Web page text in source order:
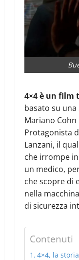
4×4 è un film
basato su
Mariano
Protagonista
Lanzani, il
che irrompe
un medico,
che scopre di
nella
di sicurezza
Contenuti
4×4, la